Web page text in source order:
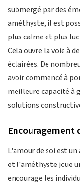
submergé par des
améthyste, il est
plus calme et plus
Cela ouvre la voie à
éclairées. De
avoir commencé à
meilleure capacité à
solutions
Encouragement
L'amour de soi est
et l'améthyste joue
encourage les